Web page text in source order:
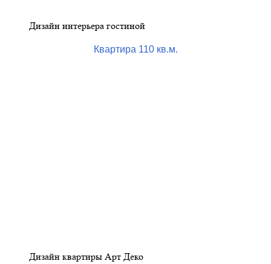
Дизайн интерьера гостиной
Квартира 110 кв.м.
Дизайн квартиры Арт Деко